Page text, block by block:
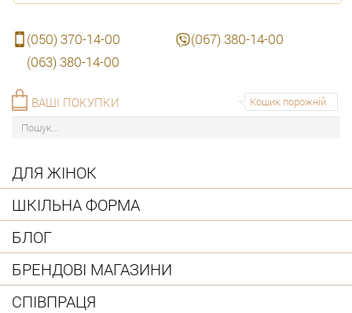
(050) 370-14-00
(067) 380-14-00
(063) 380-14-00
Кошик порожній
ВАШІ ПОКУПКИ
ДЛЯ ЖІНОК
ШКІЛЬНА ФОРМА
БЛОГ
БРЕНДОВІ МАГАЗИНИ
СПІВПРАЦЯ